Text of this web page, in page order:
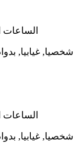
الساعات
شخصيا, غيابيا,
الساعات
شخصيا, غيابيا,